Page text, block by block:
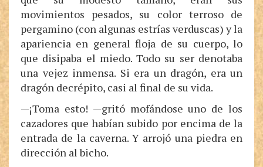
movimientos pesados, su color terroso de
pergamino (con algunas estrías verduscas) y la
apariencia en general floja de su cuerpo, lo
que disipaba el miedo. Todo su ser denotaba
una vejez inmensa. Si era un dragón, era un
dragón decrépito, casi al final de su vida.
—¡Toma esto! —gritó mofándose uno de los
cazadores que habían subido por encima de la
entrada de la caverna. Y arrojó una piedra en
dirección al bicho.